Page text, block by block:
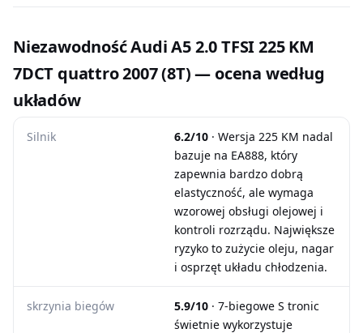
Niezawodność Audi A5 2.0 TFSI 225 KM
7DCT quattro 2007 (8T) — ocena według
układów
Silnik 6.2/10 · Wersja 225 KM nadal
bazuje na EA888, który
zapewnia bardzo dobrą
elastyczność, ale wymaga
wzorowej obsługi olejowej i
kontroli rozrządu. Największe
ryzyko to zużycie oleju, nagar
i osprzęt układu chłodzenia.
skrzynia biegów 5.9/10 · 7-biegowe S tronic
świetnie wykorzystuje